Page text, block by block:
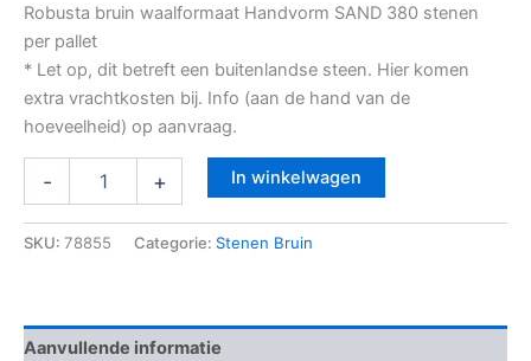
Robusta bruin waalformaat Handvorm SAND 380 stenen
per pallet
* Let op, dit betreft een buitenlandse steen. Hier komen
extra vrachtkosten bij. Info (aan de hand van de
hoeveelheid) op aanvraag.
- + In winkelwagen
SKU: 78855 Categorie: Stenen Bruin
Aanvullende informatie